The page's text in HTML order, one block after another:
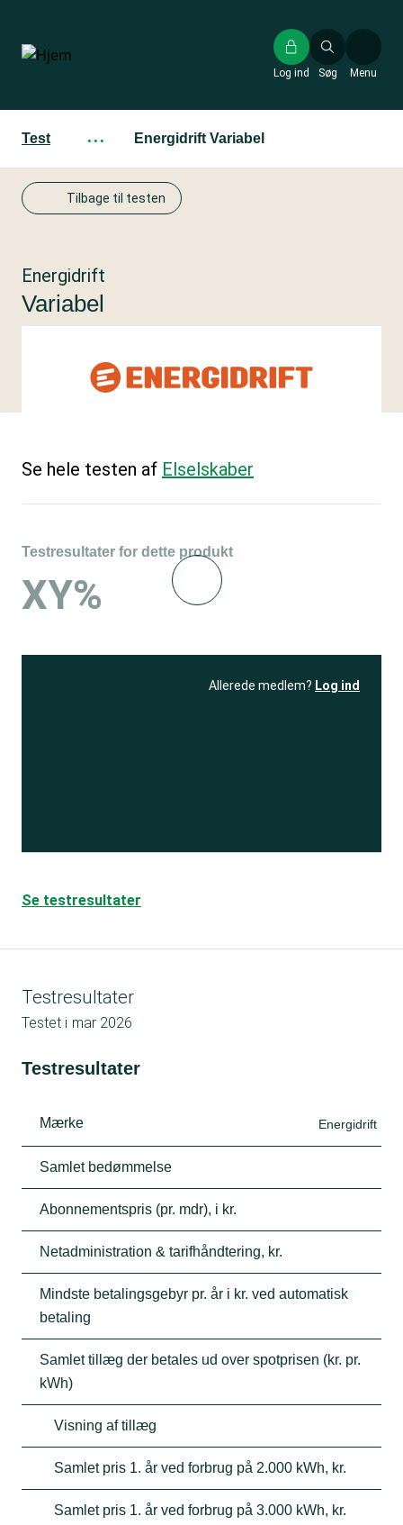
hovedindhold
Søg
Log ind Menu
Test ··· Energidrift Variabel
Tilbage til testen
Energidrift
Variabel
Se hele testen af Elselskaber
Testresultater for dette produkt
XY%
Allerede medlem? Log ind
Se testresultater
Testresultater
Testet i mar 2026
Testresultater
Mærke Energidrift
Samlet bedømmelse
Abonnementspris (pr. mdr), i kr.
Netadministration & tarifhåndtering, kr.
Mindste betalingsgebyr pr. år i kr. ved automatisk
betaling
Samlet tillæg der betales ud over spotprisen (kr. pr.
kWh)
Visning af tillæg
Samlet pris 1. år ved forbrug på 2.000 kWh, kr.
Samlet pris 1. år ved forbrug på 3.000 kWh, kr.